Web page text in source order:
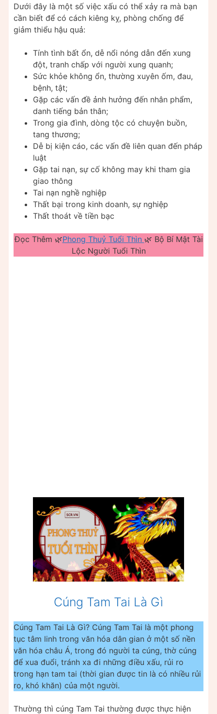
Dưới đây là một số việc xấu có thể xảy ra mà bạn
cần biết để có cách kiêng kỵ, phòng chống để
giảm thiểu hậu quả:
Tính tình bất ổn, dễ nổi nóng dẫn đến xung
đột, tranh chấp với người xung quanh;
Sức khỏe không ổn, thường xuyên ốm, đau,
bệnh, tật;
Gặp các vấn đề ảnh hưởng đến nhân phẩm,
danh tiếng bản thân;
Trong gia đình, dòng tộc có chuyện buồn,
tang thương;
Dễ bị kiện cáo, các vấn đề liên quan đến pháp
luật
Gặp tai nạn, sự cố không may khi tham gia
giao thông
Tai nạn nghề nghiệp
Thất bại trong kinh doanh, sự nghiệp
Thất thoát về tiền bạc
Đọc Thêm 🌿Phong Thuỷ Tuổi Thìn 🌿 Bộ Bí Mật Tài
Lộc Người Tuổi Thìn
Cúng Tam Tai Là Gì
Cúng Tam Tai Là Gì? Cúng Tam Tai là một phong
tục tâm linh trong văn hóa dân gian ở một số nền
văn hóa châu Á, trong đó người ta cúng, thờ cúng
để xua đuổi, tránh xa đi những điều xấu, rủi ro
trong hạn tam tai (thời gian được tin là có nhiều rủi
ro, khó khăn) của một người.
Thường thì cúng Tam Tai thường được thực hiện